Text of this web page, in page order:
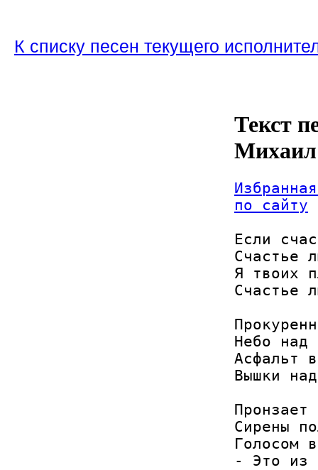
К списку песен текущего
Текст
по сайту
Если
Счастье
Я твоих
Счастье
Небо над
Асфальт
Вышки
Пронзает
Сирены
Голосом
- Это из